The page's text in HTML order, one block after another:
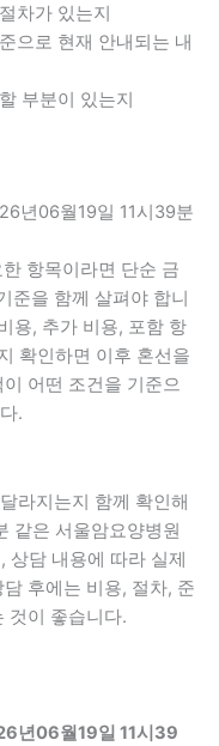
차가 있는지
으로 현재 안내되는 내
부분이 있는지
년06월19일 11시39분
항목이라면 단순 금
준을 함께 살펴야 합니
용, 추가 비용, 포함 항
확인하면 이후 혼선을
어떤 조건을 기준으
.
라지는지 함께 확인해
같은 서울암요양병원
상담 내용에 따라 실제
후에는 비용, 절차, 준
것이 좋습니다.
년06월19일 11시39